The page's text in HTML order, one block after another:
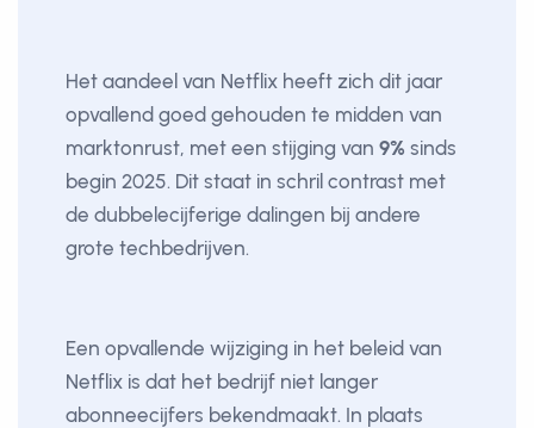
Het aandeel van Netflix heeft zich dit jaar
opvallend goed gehouden te midden van
marktonrust, met een stijging van 9% sinds
begin 2025. Dit staat in schril contrast met
de dubbelecijferige dalingen bij andere
grote techbedrijven.
Een opvallende wijziging in het beleid van
Netflix is dat het bedrijf niet langer
abonneecijfers bekendmaakt. In plaats